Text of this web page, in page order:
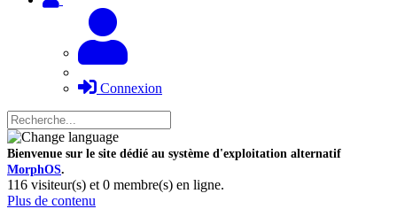
Connexion
Bienvenue sur le site dédié au système d'exploitation alternatif
MorphOS.
116 visiteur(s) et 0 membre(s) en ligne.
Plus de contenu